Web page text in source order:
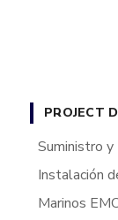
PROJECT
Suministro y
Instalación
Marinos